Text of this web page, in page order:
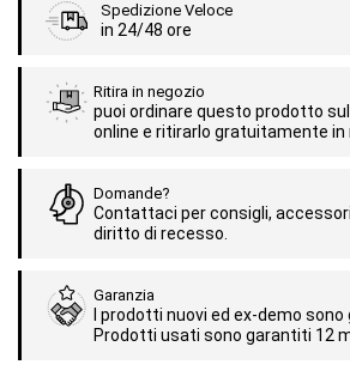
Spedizione Veloce
in 24/48 ore
Ritira in negozio
puoi ordinare questo prodotto
online e ritirarlo gratuitamente in
Domande?
Contattaci per consigli,
diritto di recesso.
Garanzia
I prodotti nuovi ed ex-demo sono
Prodotti usati sono garantiti 12